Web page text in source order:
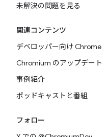
未解決の問題を見る
関連コンテンツ
デベロッパー向け Chrome
Chromium のアップデート
事例紹介
ポッドキャストと番組
フォロー